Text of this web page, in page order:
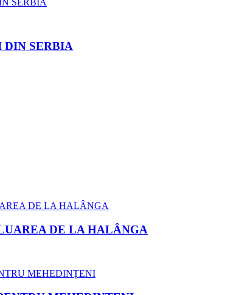
DIN SERBIA
DE LA HALÂNGA